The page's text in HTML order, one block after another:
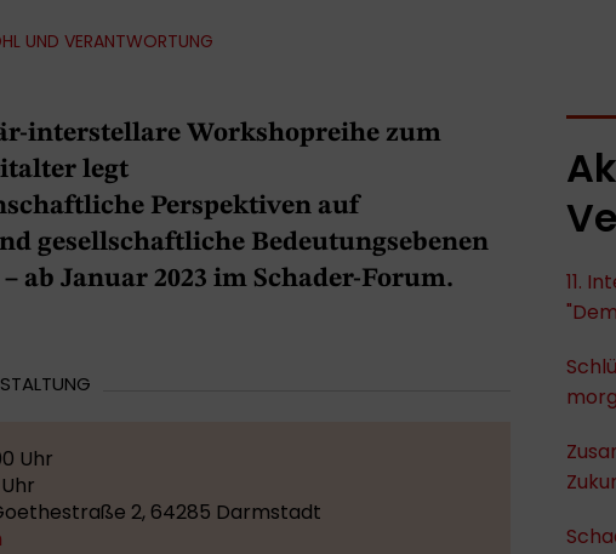
UND VERANTWORTUNG
interstellare Workshopreihe zum
legt
Perspektiven auf
gesellschaftliche Bedeutungsebenen
ab Januar 2023 im Schader-Forum.
Uhr
2, 64285 Darmstadt
11.